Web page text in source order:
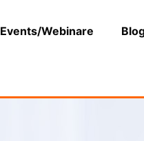
Events/Webinare